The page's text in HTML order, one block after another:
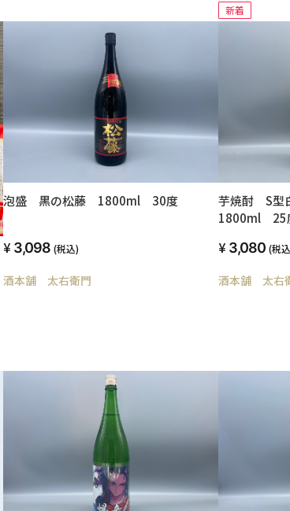
新着
泡盛 黒の松藤 1800ml 30度
3,098 (税込)
酒本舗 太右衛門
芋焼酎 S型
1800ml 25
3,080 (税
酒本舗 太右